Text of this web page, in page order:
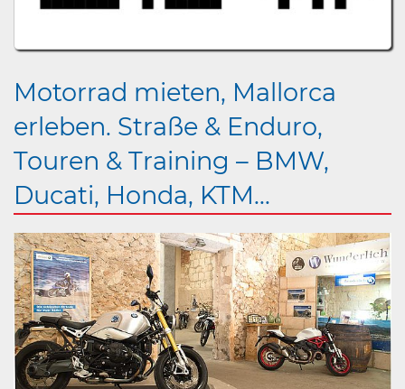
Motorrad mieten, Mallorca
erleben. Straße & Enduro,
Touren & Training – BMW,
Ducati, Honda, KTM...